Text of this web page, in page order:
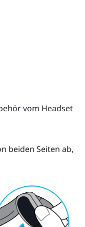
vom Headset
beiden Seiten ab,